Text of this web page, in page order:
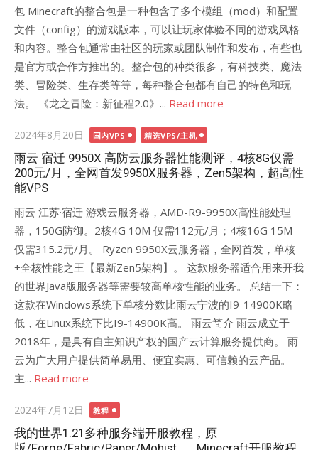
包 Minecraft的整合包是一种包含了多个模组（mod）和配置
文件（config）的游戏版本，可以让玩家体验不同的游戏风格
和内容。整合包通常由社区的玩家或团队制作和发布，有些也
是官方或合作方推出的。整合包的种类很多，有科技类、魔法
类、冒险类、生存类等等，每种整合包都有自己的特色和玩
法。 《龙之冒险：新征程2.0》... Read more
Posted
on
2024年8月20日 国内VPS 精选VPS/主机
雨云 宿迁 9950X 高防云服务器性能测评，4核8G仅需
200元/月，全网首发9950X服务器，Zen5架构，超高性
能VPS
雨云 江苏·宿迁 游戏云服务器，AMD-R9-9950X高性能处理
器，150G防御。2核4G 10M 仅需112元/月；4核16G 15M
仅需315.2元/月。 Ryzen 9950X云服务器，全网首发，单核
+全核性能之王【最新Zen5架构】。 这款服务器适合用来开我
的世界Java版服务器等需要较高单核性能的业务。 总结一下：
这款在Windows系统下单核分数比雨云宁波的I9-14900K略
低，在Linux系统下比I9-14900K高。 雨云简介 雨云成立于
2018年，是具有自主知识产权的国产云计算服务提供商。 雨
云为广大用户提供简单易用、便宜实惠、可信赖的云产品。
主... Read more
Posted
on
2024年7月12日 教程
我的世界1.21多种服务端开服教程，原